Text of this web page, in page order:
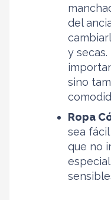
del
y
sino
Ropa
sea
que no